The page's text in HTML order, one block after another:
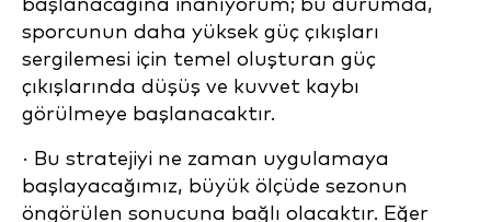
başlanacağına inanıyorum; bu durumda,
sporcunun daha yüksek güç çıkışları
sergilemesi için temel oluşturan güç
çıkışlarında düşüş ve kuvvet kaybı
görülmeye başlanacaktır.
· Bu stratejiyi ne zaman uygulamaya
başlayacağımız, büyük ölçüde sezonun
öngörülen sonucuna bağlı olacaktır. Eğer